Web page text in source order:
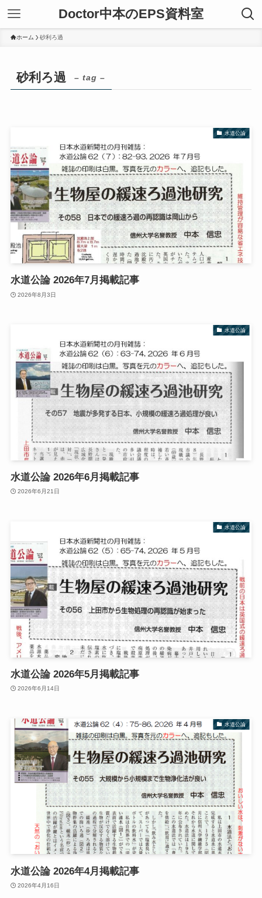
Doctor中本のEPS資料室
ホーム 砂利ろ過
砂利ろ過 – tag –
水道公論
水道公論 2026年7月掲載記事
2026年8月3日
水道公論
水道公論 2026年6月掲載記事
2026年6月21日
水道公論
水道公論 2026年5月掲載記事
2026年6月14日
水道公論
水道公論 2026年4月掲載記事
2026年4月16日